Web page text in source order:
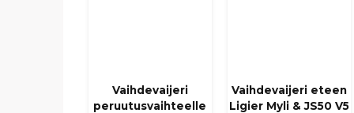
Vaihdevaijeri
peruutusvaihteelle
Vaihdevaijeri eteen
Ligier Myli & JS50 V5